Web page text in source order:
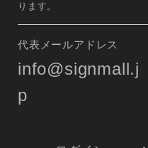
ります。
代表メールアドレス
info@signmall.j
p